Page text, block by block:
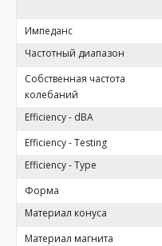
Импеданс
Частотный диапазон
Собственная частота
колебаний
Efficiency - dBA
Efficiency - Testing
Efficiency - Type
Форма
Материал конуса
Материал магнита